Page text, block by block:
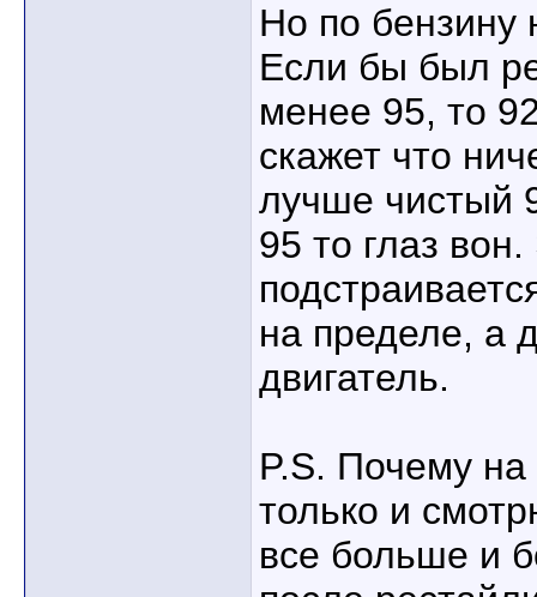
Но по
Если бы был
менее 95, то
скажет что
лучше чистый
95 то глаз
на пределе, а
двигатель.
P.S. Почему
только и
все больше и